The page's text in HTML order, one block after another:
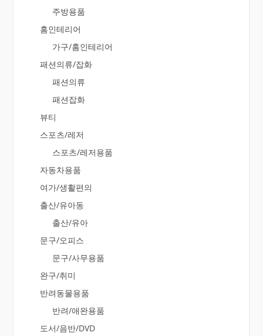
주방용품
홈인테리어
가구/홈인테리어
패션의류/잡화
패션의류
패션잡화
뷰티
스포츠/레저
스포츠/레저용품
자동차용품
여가/생활편의
출산/유아동
출산/유아
문구/오피스
문구/사무용품
완구/취미
반려동물용품
반려/애완용품
도서/음반/DVD